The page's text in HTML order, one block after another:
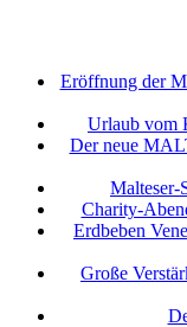
Eröffnung der
Urlaub vom
Der neue
Malteser-
Charity-
Erdbeben
Große